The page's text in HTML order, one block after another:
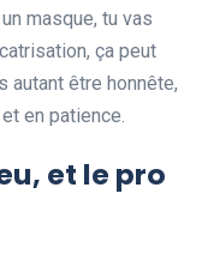
masque, tu vas
ça peut
autant être honnête,
en patience.
et le pro